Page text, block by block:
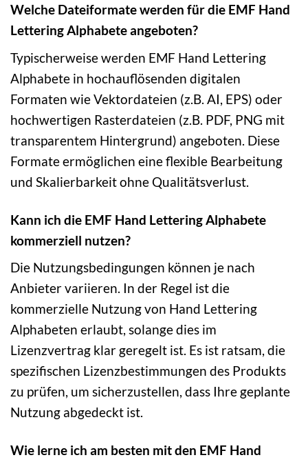
Welche Dateiformate werden für die EMF Hand
Lettering Alphabete angeboten?
Typischerweise werden EMF Hand Lettering
Alphabete in hochauflösenden digitalen
Formaten wie Vektordateien (z.B. AI, EPS) oder
hochwertigen Rasterdateien (z.B. PDF, PNG mit
transparentem Hintergrund) angeboten. Diese
Formate ermöglichen eine flexible Bearbeitung
und Skalierbarkeit ohne Qualitätsverlust.
Kann ich die EMF Hand Lettering Alphabete
kommerziell nutzen?
Die Nutzungsbedingungen können je nach
Anbieter variieren. In der Regel ist die
kommerzielle Nutzung von Hand Lettering
Alphabeten erlaubt, solange dies im
Lizenzvertrag klar geregelt ist. Es ist ratsam, die
spezifischen Lizenzbestimmungen des Produkts
zu prüfen, um sicherzustellen, dass Ihre geplante
Nutzung abgedeckt ist.
Wie lerne ich am besten mit den EMF Hand